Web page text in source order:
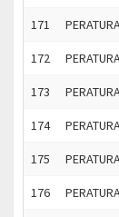
171
172
173
174
175
176